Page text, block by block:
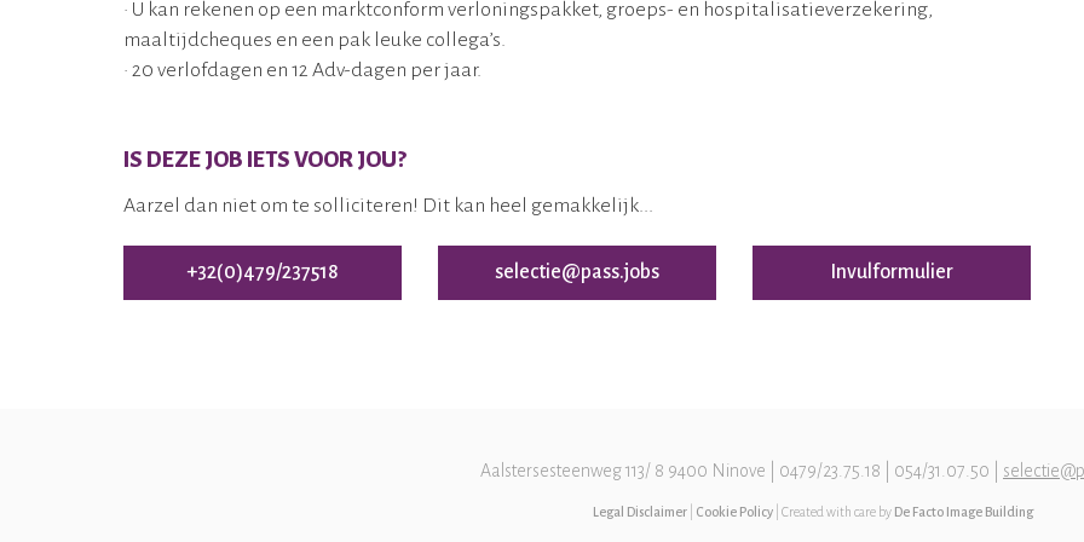
• U kan rekenen op een marktconform verloningspakket, groeps- en hospitalisatieverzekering,
maaltijdcheques en een pak leuke collega’s.
• 20 verlofdagen en 12 Adv-dagen per jaar.
IS DEZE JOB IETS VOOR JOU?
Aarzel dan niet om te solliciteren! Dit kan heel gemakkelijk...
+32(0)479/237518 selectie@pass.jobs Invulformulier
Aalstersesteenweg 113/ 8 9400 Ninove | 0479/23.75.18 | 054/31.07.50 |
Legal Disclaimer Cookie Policy | Created with care by De Facto Image Building